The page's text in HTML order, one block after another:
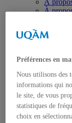
À
À
À propos
Équipe
Plan
Salle de
Recherche
Préférences en
Nous utilisons des
informations qui
le site, de vous
statistiques de
choix en